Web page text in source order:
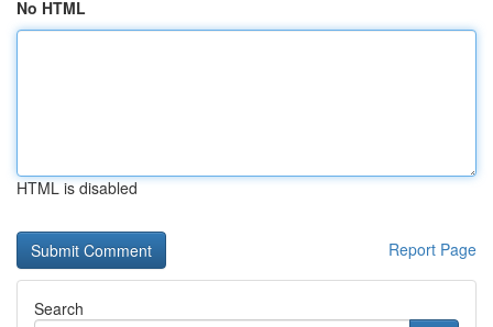
No HTML
HTML is disabled
Report Page
Search